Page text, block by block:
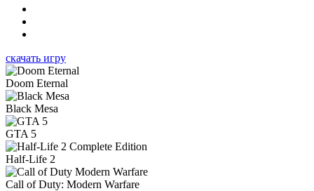
скачать игру
Doom Eternal
Black Mesa
GTA 5
Half-Life 2
Call of Duty: Modern Warfare